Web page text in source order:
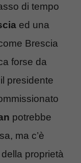
di tempo
ed una
Brescia
forse da
presidente
potrebbe
ma c’è
proprietà